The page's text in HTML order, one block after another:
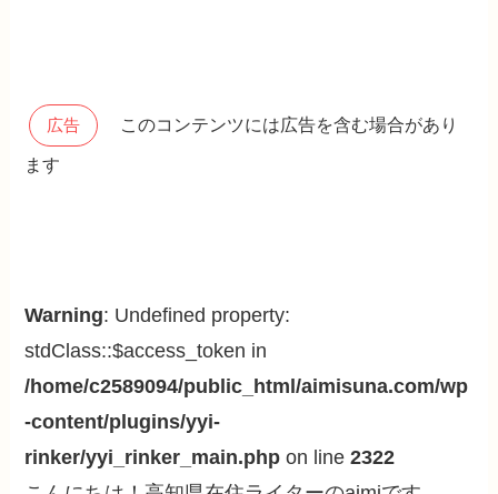
広告 このコンテンツには広告を含む場合があり
ます
Warning: Undefined property:
stdClass::$access_token in
/home/c2589094/public_html/aimisuna.com/wp
-content/plugins/yyi-
rinker/yyi_rinker_main.php on line2322